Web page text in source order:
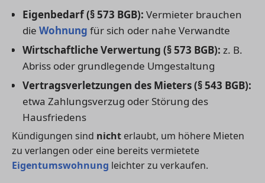
Eigenbedarf (§ 573 BGB): Vermieter brauchen
die Wohnung für sich oder nahe Verwandte
Wirtschaftliche Verwertung (§ 573 BGB): z. B.
Abriss oder grundlegende Umgestaltung
Vertragsverletzungen des Mieters (§ 543 BGB):
etwa Zahlungsverzug oder Störung des
Hausfriedens
Kündigungen sind nicht erlaubt, um höhere Mieten
zu verlangen oder eine bereits vermietete
Eigentumswohnung leichter zu verkaufen.